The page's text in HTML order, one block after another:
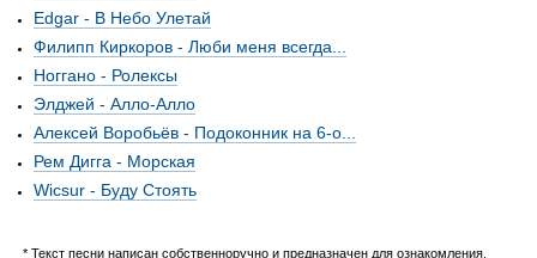
Edgar - В Небо Улетай
Филипп Киркоров - Люби меня всегда...
Ноггано - Ролексы
Элджей - Алло-Алло
Алексей Воробьёв - Подоконник на 6-о...
Рем Дигга - Морская
Wicsur - Буду Стоять
* Текст песни написан собственноручно и предназначен для ознакомления.